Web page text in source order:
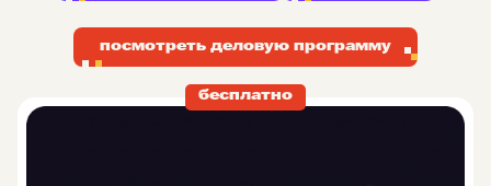
посмотреть деловую программу
бесплатно